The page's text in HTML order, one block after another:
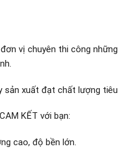
vị chuyên thi công
sản xuất đạt chất lượng
KẾT với bạn:
cao, độ bền lớn.